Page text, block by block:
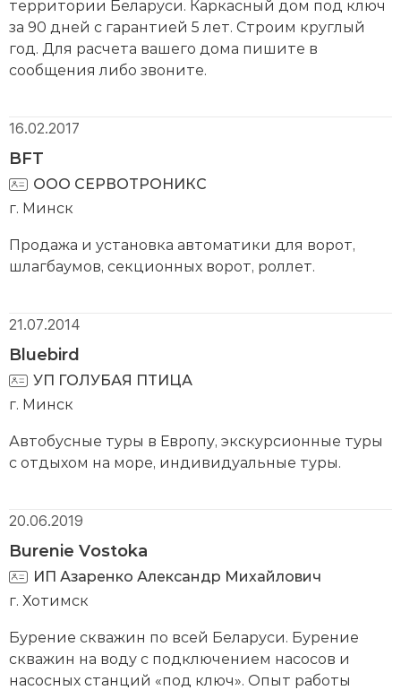
территории Беларуси. Каркасный дом под ключ
за 90 дней с гарантией 5 лет. Строим круглый
год. Для расчета вашего дома пишите в
сообщения либо звоните.
16.02.2017
BFT
ООО СЕРВОТРОНИКС
г. Минск
Продажа и установка автоматики для ворот,
шлагбаумов, секционных ворот, роллет.
21.07.2014
Bluebird
УП ГОЛУБАЯ ПТИЦА
г. Минск
Автобусные туры в Европу, экскурсионные туры
с отдыхом на море, индивидуальные туры.
20.06.2019
Burenie Vostoka
ИП Азаренко Александр Михайлович
г. Хотимск
Бурение скважин по всей Беларуси. Бурение
скважин на воду с подключением насосов и
насосных станций «под ключ». Опыт работы